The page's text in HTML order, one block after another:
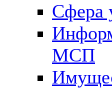
Сфера
МСП